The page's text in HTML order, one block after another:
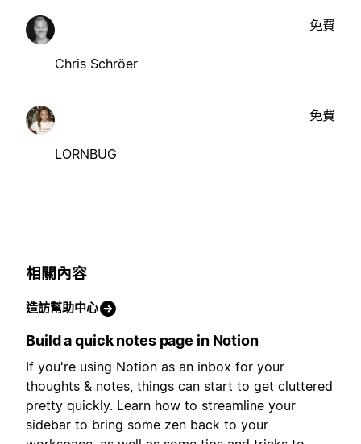
Chris Schröer
免費
LORNBUG
免費
相關內容
造訪幫助中心
Build a quick notes page in Notion
If you're using Notion as an inbox for your
thoughts & notes, things can start to get cluttered
pretty quickly. Learn how to streamline your
sidebar to bring some zen back to your